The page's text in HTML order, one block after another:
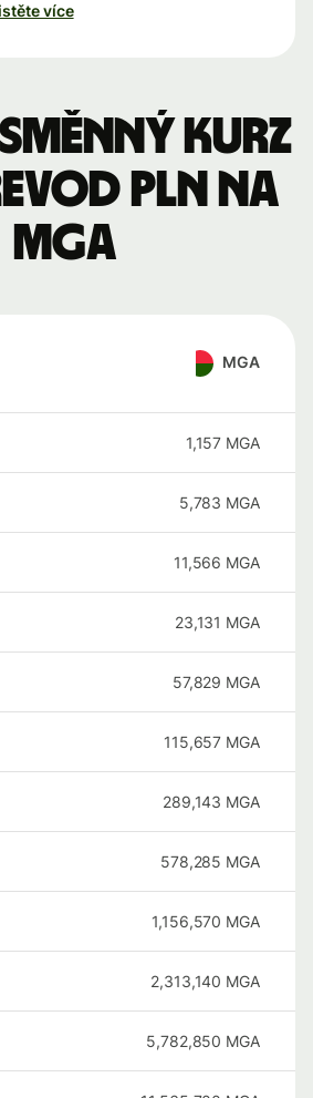
více
směnný kurz
PLN na
MGA
MGA
1,157 MGA
5,783 MGA
11,566 MGA
23,131 MGA
57,829 MGA
115,657 MGA
289,143 MGA
578,285 MGA
1,156,570 MGA
2,313,140 MGA
5,782,850 MGA